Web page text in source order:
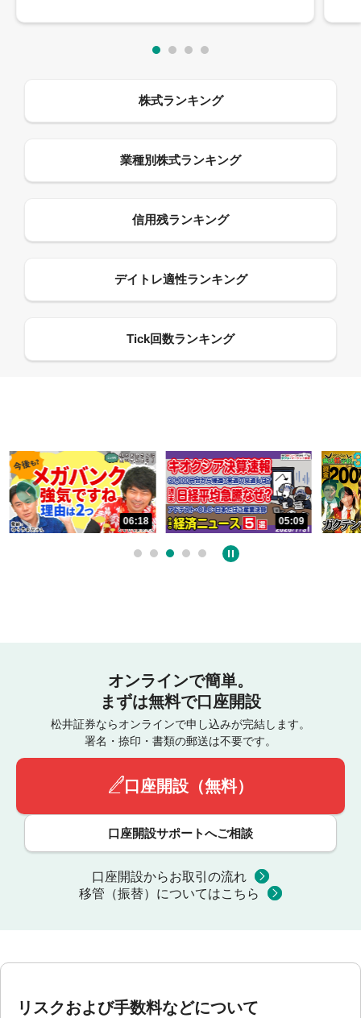
06:18 05:09
オンラインで簡単。
まずは無料で口座開設
松井証券ならオンラインで申し込みが完結します。
署名・捺印・書類の郵送は不要です。
口座開設（無料）
口座開設サポートへご相談
口座開設からお取引の流れ
移管（振替）についてはこちら
リスクおよび手数料などについて